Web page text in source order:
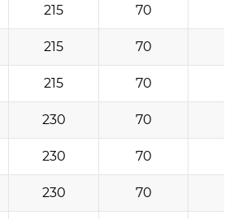
215 70
215 70
215 70
230 70
230 70
230 70